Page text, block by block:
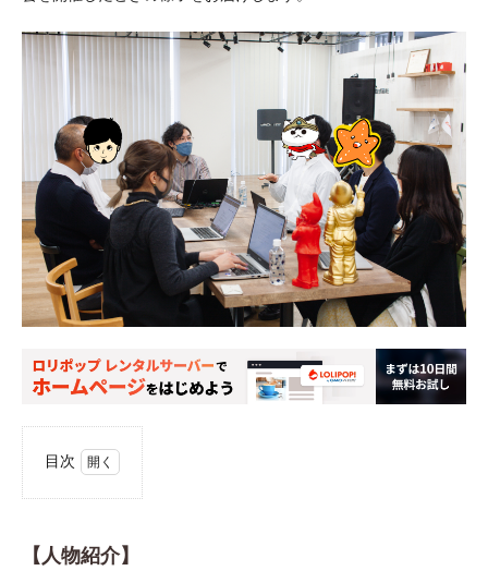
目次
0.1
物紹
介】
【人物紹介】